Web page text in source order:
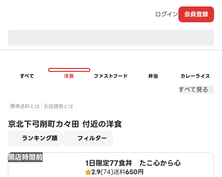
ログイン 会員登録
すべて 洋食 ファストフード 弁当 カレーライス
すべて見る
標準送料とは お店価格とは
京北下弓削町カ々田 付近の洋食
ランキング順 フィルター
開店時間前
1日限定77食丼 たこ心から心
2.9(74)送料650円